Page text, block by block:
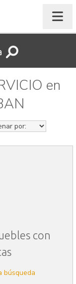
en
con
búsqueda